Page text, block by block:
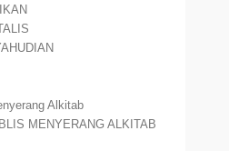
Alkitab
MENYERANG ALKITAB